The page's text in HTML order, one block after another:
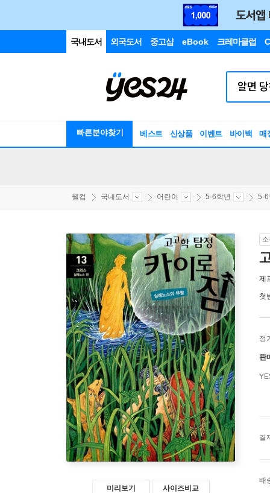
국내도서 외국도서 중고샵 eBook 크레마클럽
빠른분야찾기 베스트 신상품 이벤트 바이백 매
웰컴 국내도서 어린이 5-6학년 5-6
미리보기 사이즈비교
제
첫
정
판
결
배